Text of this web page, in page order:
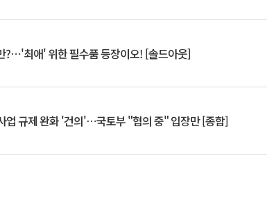
?⋯'최애' 위한 필수품 등장이오! [솔드아웃]
업 규제 완화 '건의'⋯국토부 "협의 중" 입장만 [종합]